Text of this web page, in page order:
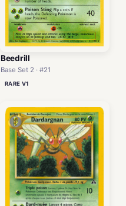
Beedrill
Base Set 2 · #21
RARE V1